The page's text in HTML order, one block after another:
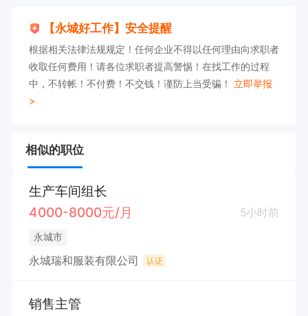
【永城好工作】安全提醒
根据相关法律法规规定！任何企业不得以任何理由向求职者
收取任何费用！请各位求职者提高警惕！在找工作的过程
中，不转帐！不付费！不交钱！谨防上当受骗！ 立即举报
>
相似的职位
生产车间组长
4000-8000元/月
5小时前
永城市
永城瑞和服装有限公司 认证
销售主管